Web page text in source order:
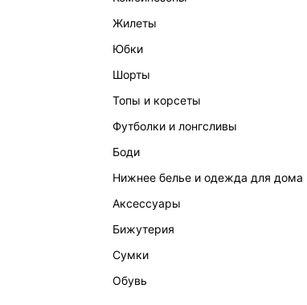
жилеты
юбки
шорты
топы и корсеты
футболки и лонгсливы
боди
нижнее белье и одежда для дома
аксессуары
бижутерия
сумки
обувь
ЖАКЕТ С ВИСКОЗОЙ
ЭКСКЛЮЗИВНО ОНЛАЙН